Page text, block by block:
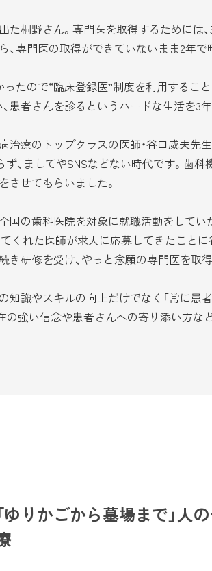
桐野さん。専門医を取得するためには
、専門医の取得ができていないまま2年
ったので“臨床登録医”制度を利用する
患者さんを診るというハードな生活を3
療のトップクラスの医師・谷口威夫先
、ましてやSNSなどない時代です。歯
させてもらいました。
国の歯科医院を対象に就職活動をして
くれた医師が求人に応募してきたこと
き研修を受け、やっと念願の専門医を取
知識やスキルの向上だけでなく「常に患
の強い信念や患者さんへの寄り添い方な
ゆりかごから墓場まで」人